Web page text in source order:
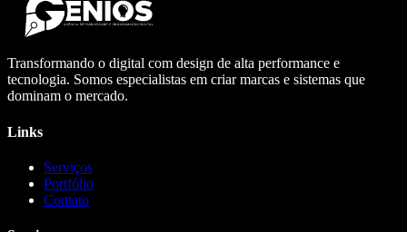
Transformando o digital com design de alta performance e
tecnologia. Somos especialistas em criar marcas e sistemas que
dominam o mercado.
Links
Serviços
Portfólio
Contato